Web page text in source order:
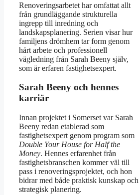
Renoveringsarbetet har omfattat allt
från grundläggande strukturella
ingrepp till inredning och
landskapsplanering. Serien visar hur
familjens drömhem tar form genom
hårt arbete och professionell
vägledning från Sarah Beeny själv,
som är erfaren fastighetsexpert.
Sarah Beeny och hennes
karriär
Innan projektet i Somerset var Sarah
Beeny redan etablerad som
fastighetsexpert genom program som
Double Your House for Half the
Money. Hennes erfarenhet från
fastighetsbranschen kommer väl till
pass i renoveringsprojektet, och hon
bidrar med både praktisk kunskap och
strategisk planering.